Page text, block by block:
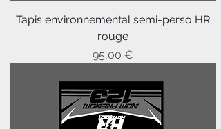
Tapis environnemental semi-perso HR
rouge
Prix
95,00 €